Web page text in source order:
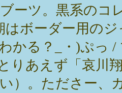
ーツ。黒系のコ
はボーダー用の
かる？_・)ぷっ /
りあえず「哀川
い）。たださー